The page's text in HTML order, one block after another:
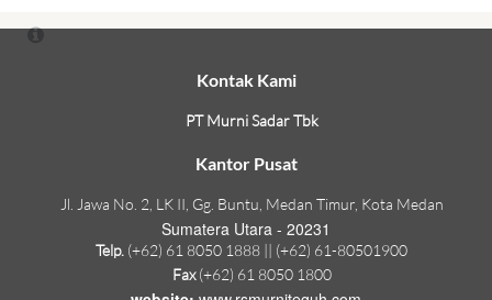
Kontak Kami
PT Murni Sadar Tbk
Kantor Pusat
Jl. Jawa No. 2, LK II, Gg. Buntu, Medan Timur, Kota Medan
Sumatera Utara - 20231
Telp. (+62) 61 8050 1888 || (+62) 61-80501900
Fax(+62) 61 8050 1800